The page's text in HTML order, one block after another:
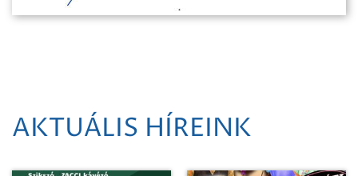
AKTUÁLIS HÍREINK